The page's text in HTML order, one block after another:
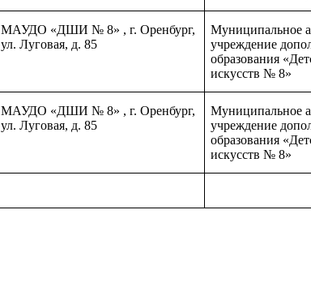
МАУДО «ДШИ № 8» , г. Оренбург,
ул. Луговая, д. 85
Муниципальное
учреждение
образования
искусств № 8»
МАУДО «ДШИ № 8» , г. Оренбург,
ул. Луговая, д. 85
Муниципальное
учреждение
образования
искусств № 8»